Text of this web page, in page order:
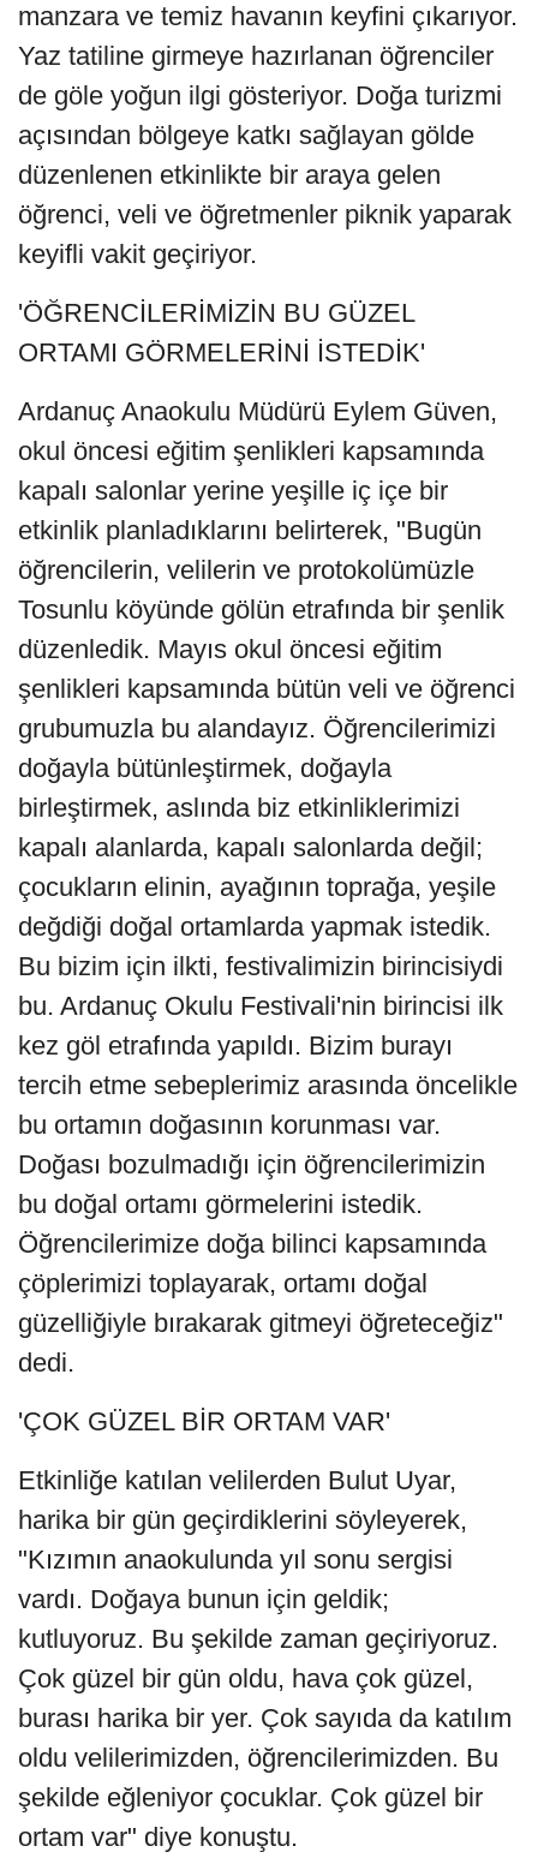
manzara ve temiz havanın keyfini çıkarıyor.
Yaz tatiline girmeye hazırlanan öğrenciler
de göle yoğun ilgi gösteriyor. Doğa turizmi
açısından bölgeye katkı sağlayan gölde
düzenlenen etkinlikte bir araya gelen
öğrenci, veli ve öğretmenler piknik yaparak
keyifli vakit geçiriyor.
'ÖĞRENCİLERİMİZİN BU GÜZEL
ORTAMI GÖRMELERİNİ İSTEDİK'
Ardanuç Anaokulu Müdürü Eylem Güven,
okul öncesi eğitim şenlikleri kapsamında
kapalı salonlar yerine yeşille iç içe bir
etkinlik planladıklarını belirterek, "Bugün
öğrencilerin, velilerin ve protokolümüzle
Tosunlu köyünde gölün etrafında bir şenlik
düzenledik. Mayıs okul öncesi eğitim
şenlikleri kapsamında bütün veli ve öğrenci
grubumuzla bu alandayız. Öğrencilerimizi
doğayla bütünleştirmek, doğayla
birleştirmek, aslında biz etkinliklerimizi
kapalı alanlarda, kapalı salonlarda değil;
çocukların elinin, ayağının toprağa, yeşile
değdiği doğal ortamlarda yapmak istedik.
Bu bizim için ilkti, festivalimizin birincisiydi
bu. Ardanuç Okulu Festivali'nin birincisi ilk
kez göl etrafında yapıldı. Bizim burayı
tercih etme sebeplerimiz arasında öncelikle
bu ortamın doğasının korunması var.
Doğası bozulmadığı için öğrencilerimizin
bu doğal ortamı görmelerini istedik.
Öğrencilerimize doğa bilinci kapsamında
çöplerimizi toplayarak, ortamı doğal
güzelliğiyle bırakarak gitmeyi öğreteceğiz"
dedi.
'ÇOK GÜZEL BİR ORTAM VAR'
Etkinliğe katılan velilerden Bulut Uyar,
harika bir gün geçirdiklerini söyleyerek,
"Kızımın anaokulunda yıl sonu sergisi
vardı. Doğaya bunun için geldik;
kutluyoruz. Bu şekilde zaman geçiriyoruz.
Çok güzel bir gün oldu, hava çok güzel,
burası harika bir yer. Çok sayıda da katılım
oldu velilerimizden, öğrencilerimizden. Bu
şekilde eğleniyor çocuklar. Çok güzel bir
ortam var" diye konuştu.